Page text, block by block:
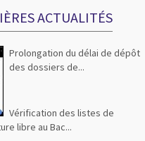
ACTUALITÉS
Prolongation du délai de dépôt
des dossiers de...
Vérification des listes de
libre au Bac...